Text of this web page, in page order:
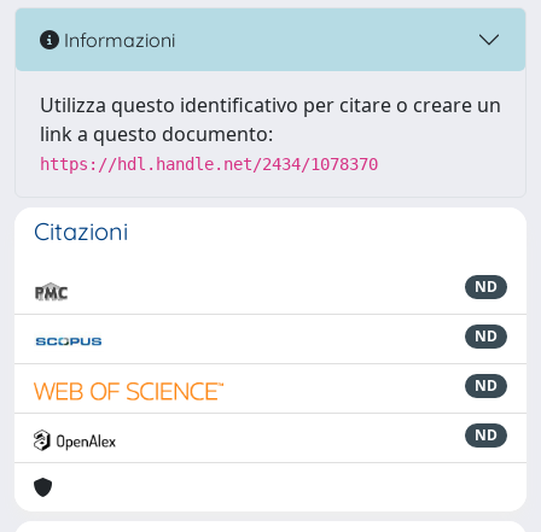
Informazioni
Utilizza questo identificativo per citare o creare un
link a questo documento:
https://hdl.handle.net/2434/1078370
Citazioni
ND
ND
ND
ND